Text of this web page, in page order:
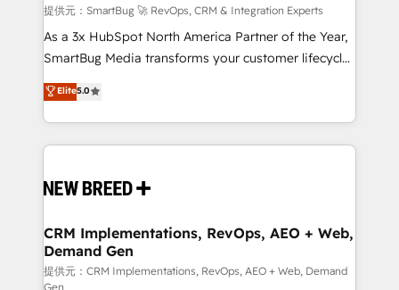
HubSpot導入・活用支援 顧客データの一元化から、
GTMの見える化・自動化まで。全Hub統合運用、デー
タ品質設計、グループ横断のCRM統合に対応します。
の一部をAIが自律実行する組織への移行を設計・実装。
Breeze・Claude等をHubSpotと連携させ、役割定義・
革を、構想から実装・定着までPMOとして主導。「設
の統合・浸透・変革管理を実行します。 ▸ CMS戦略設
計・構築：リード獲得・CVR・SEOを前提にした情報設
計・導線設計・テンプレート設計をContent Hubで一体
提供元：SmartBug 🚀 RevOps, CRM & Integration Experts
As a 3x HubSpot North America Partner of the Year,
SmartBug Media transforms your customer lifecycle
into a revenue engine. Our unified ecosystem
includes specialized divisions Globalia (AI &
Software) and Point Success Media (Paid Media),
making this the official home for all three brands. 🔄
and system integrations powered by Globalia’s
trainers to drive platform adoption. 📈 Revenue
Generation - Full-funnel marketing and high-
performance advertising via Point Success Media. -
Elite5.0
CRM Implementations, RevOps, AEO + Web,
Demand Gen
提供元：CRM Implementations, RevOps, AEO + Web, Demand
Gen